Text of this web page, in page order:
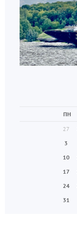
ПН
27
3
10
17
24
31